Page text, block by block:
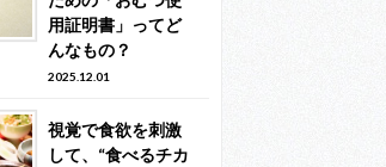
用証明書」ってど
んなもの？
2025.12.01
視覚で食欲を刺激
して、“食べるチカ